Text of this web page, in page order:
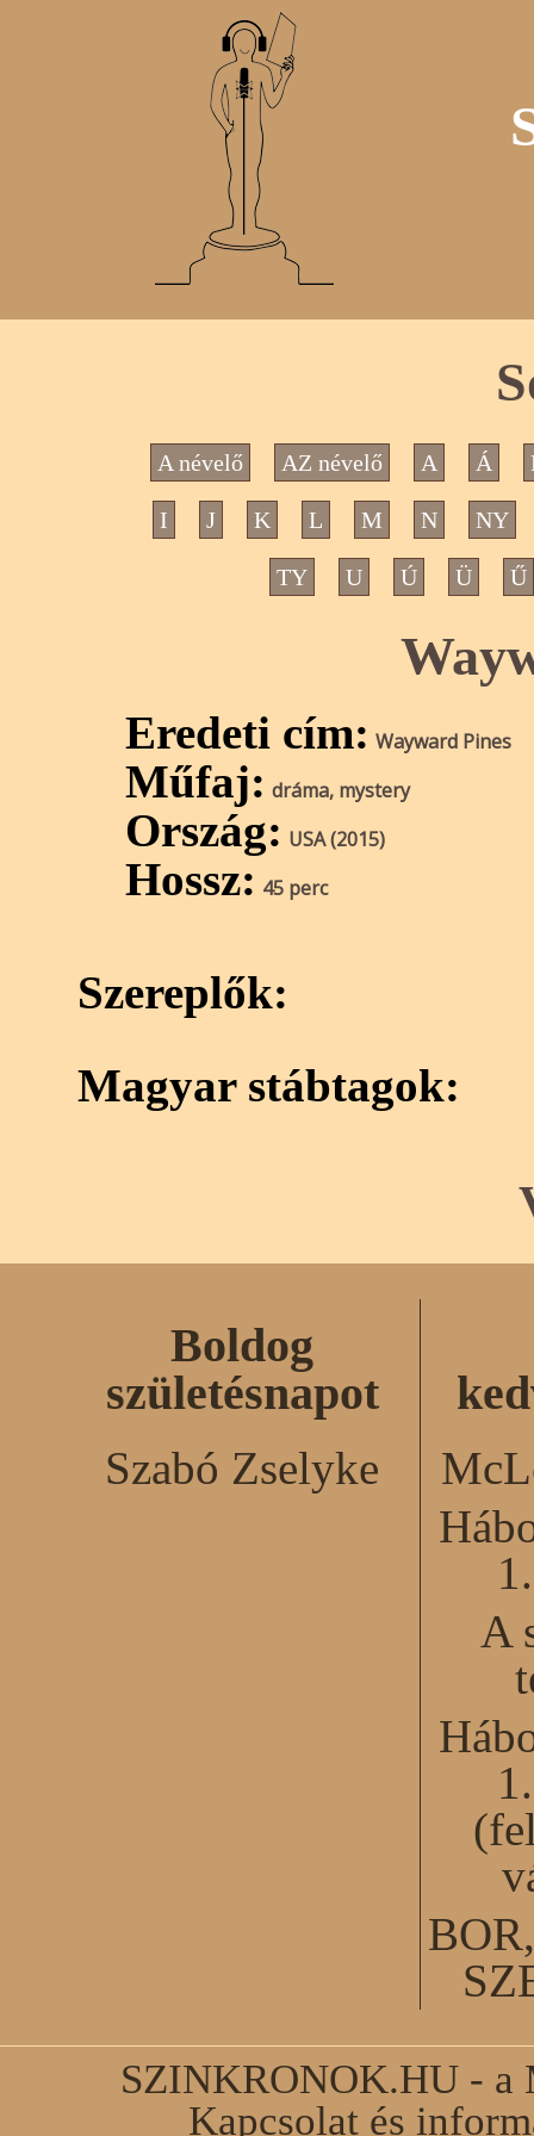
A névelő AZ névelő A Á
I J K L M N NY
TY U Ú Ü Ű
Eredeti cím: Wayward Pines
Műfaj: dráma, mystery
Ország: USA (2015)
Hossz: 45 perc
Szereplők:
Magyar stábtagok:
Boldog
születésnapot
Szabó Zselyke
A
SZINKRONOK.HU - a
Kapcsolat és